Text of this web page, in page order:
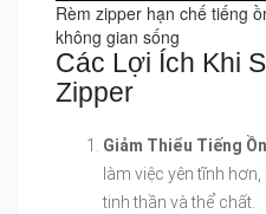
Rèm zipper hạn chế tiếng
không gian sống
Các Lợi Ích Khi
Zipper
Giảm Thiểu Tiếng Ồn
làm việc yên tĩnh
tinh thần và thể chất.